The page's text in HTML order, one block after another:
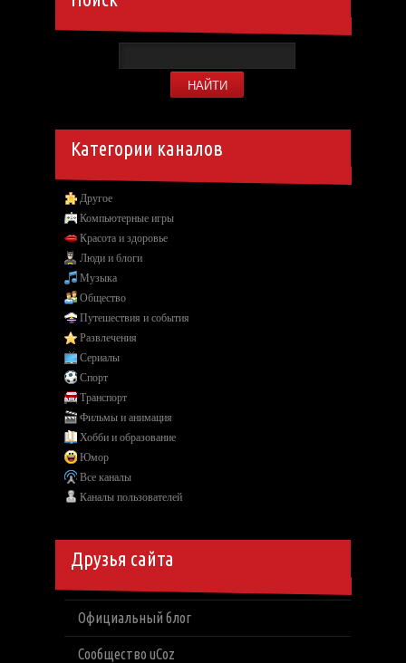
Категории каналов
Другое
Компьютерные игры
Красота и здоровье
Люди и блоги
Музыка
Общество
Путешествия и события
Развлечения
Сериалы
Спорт
Транспорт
Фильмы и анимация
Хобби и образование
Юмор
Все каналы
Каналы пользователей
Друзья сайта
Официальный блог
Сообщество uCoz